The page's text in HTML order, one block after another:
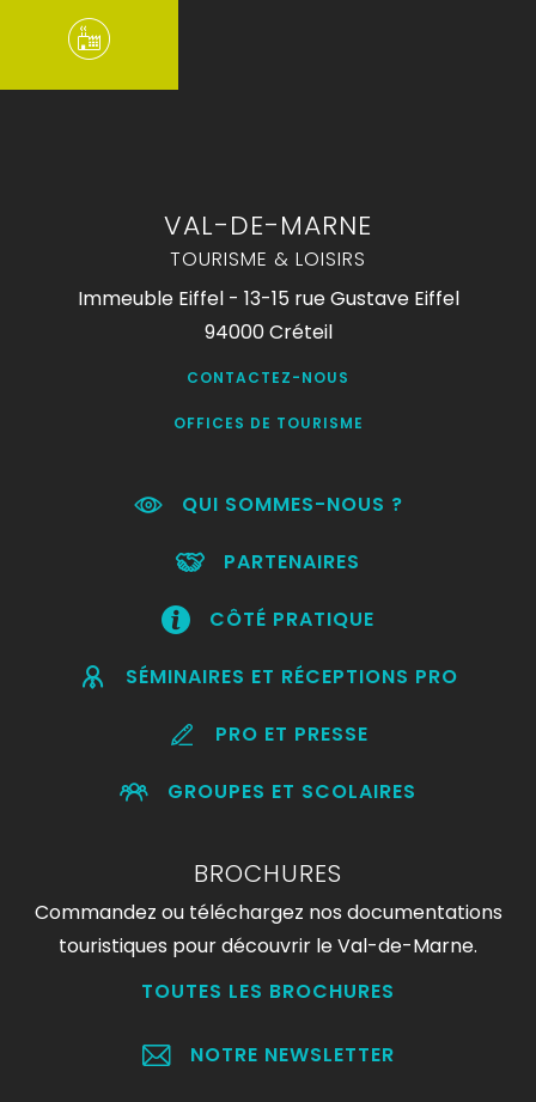
VAL-DE-MARNE
TOURISME & LOISIRS
Immeuble Eiffel - 13-15 rue Gustave Eiffel
94000 Créteil
CONTACTEZ-NOUS
OFFICES DE TOURISME
QUI SOMMES-NOUS ?
PARTENAIRES
CÔTÉ PRATIQUE
SÉMINAIRES ET RÉCEPTIONS PRO
PRO ET PRESSE
GROUPES ET SCOLAIRES
BROCHURES
Commandez ou téléchargez nos documentations
touristiques pour découvrir le Val-de-Marne.
TOUTES LES BROCHURES
NOTRE NEWSLETTER